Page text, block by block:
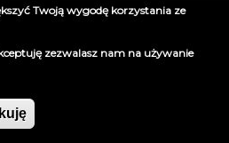
Twoją wygodę korzystania ze
zezwalasz nam na używanie